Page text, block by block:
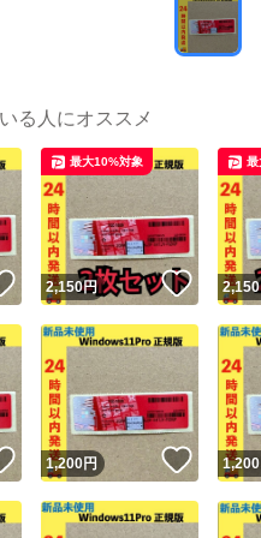
る人にオススメ
いいね！
2,150円 いいね
最大10%対象
2,150
最
いいね！
1,200円 いいね
1,200